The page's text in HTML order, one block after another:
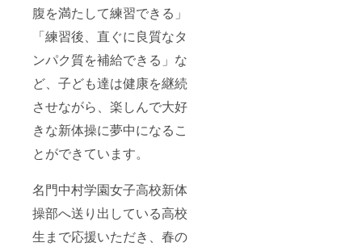
腹を満たして練習できる」
「練習後、直ぐに良質なタ
ンパク質を補給できる」な
ど、子ども達は健康を継続
させながら、楽しんで大好
きな新体操に夢中になるこ
とができています。
名門中村学園女子高校新体
操部へ送り出している高校
生まで応援いただき、春の